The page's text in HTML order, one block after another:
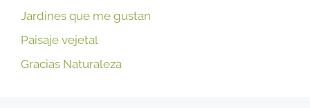
Jardines que me gustan
Paisaje vejetal
Gracias Naturaleza